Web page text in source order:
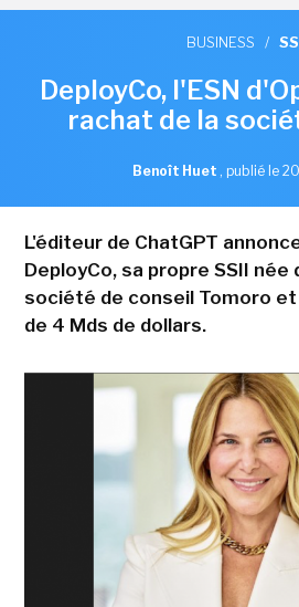
BUSINESS /
DeployCo, l'ESN
rachat de la
Benoît Huet , publié le
L'éditeur de ChatGPT
DeployCo, sa propre SSII née
société de conseil Tomoro
de 4 Mds de dollars.